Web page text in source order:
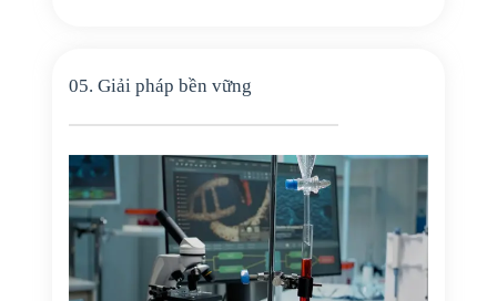
05. Giải pháp bền vững